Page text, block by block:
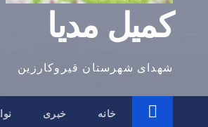
کمیل مدیا
شهدای شهرستان قیروکارزین
خانه خبری